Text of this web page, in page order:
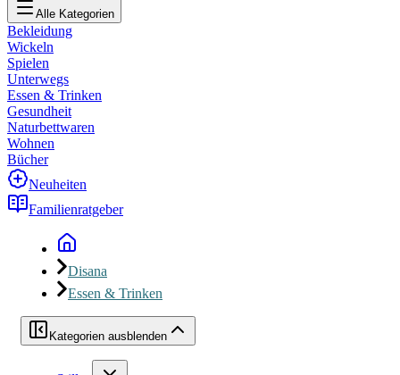
Alle Kategorien
Bekleidung
Wickeln
Spielen
Unterwegs
Essen & Trinken
Gesundheit
Naturbettwaren
Wohnen
Bücher
Neuheiten
Familienratgeber
Disana
Essen & Trinken
Kategorien ausblenden